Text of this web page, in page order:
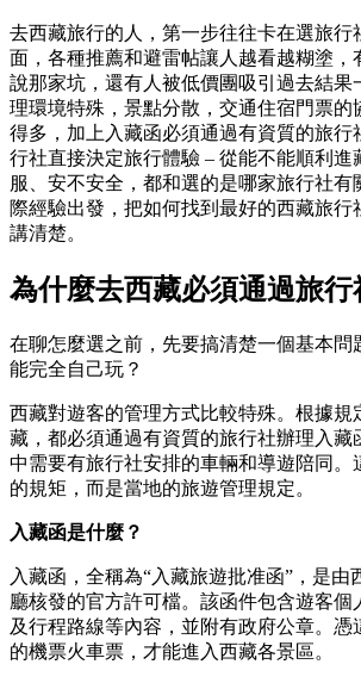
去西藏旅行的人，第一步往往卡在選旅行
面，各種推薦和避雷帖讓人越看越糊塗，
說那家坑，還有人被低價團吸引過去結果
理環境特殊，景點分散，交通住宿門票的
得多，加上入藏函必須通過有資質的旅行
行社直接決定旅行體驗 – 從能不能順利進
服、安不安全，都和選的是哪家旅行社有
際經驗出發，把如何找到最好的西藏旅行
講清楚。
為什麼去西藏必須通過旅行
在聊怎麼選之前，先要搞清楚一個基本問
能完全自己玩？
西藏對遊客的管理方式比較特殊。根據規
藏，都必須通過有資質的旅行社辦理入藏
中需要有旅行社安排的車輛和導遊陪同。
的規矩，而是當地的旅遊管理規定。
入藏函是什麼？
入藏函，全稱為“入藏旅遊批准函”，是由
廳核發的官方許可檔。該函件包含遊客個
及行程路線等內容，並附有政府公章。憑
的機票火車票，才能進入西藏各景區。